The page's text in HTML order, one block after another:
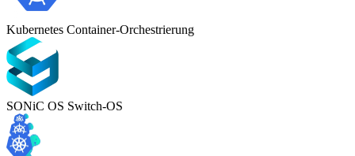
Kubernetes Container-Orchestrierung
SONiC OS Switch-OS